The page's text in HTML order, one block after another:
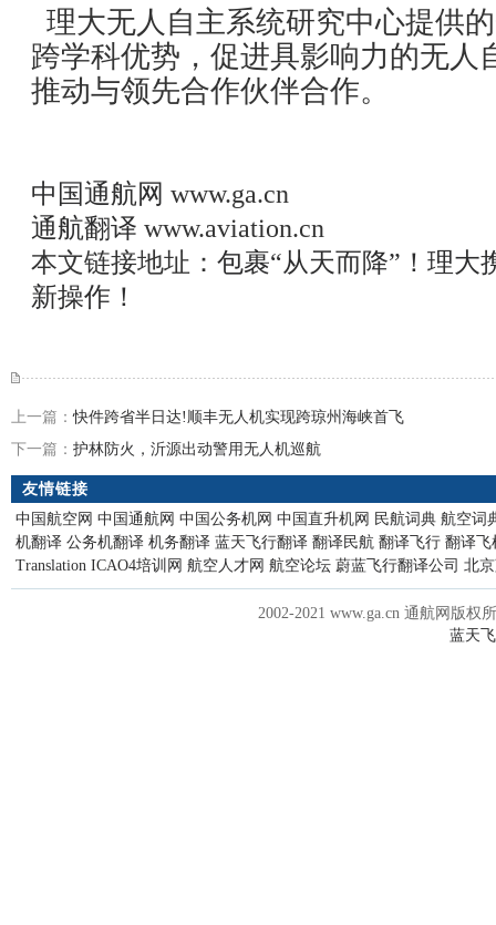
理大无人自主系统研究中心提供
跨学科优势，促进具影响力的无人
推动与领先合作伙伴合作。
中国通航网 www.ga.cn
通航翻译 www.aviation.cn
本文链接地址： 包裹“从天而降”！理大
新操作！
上一篇：快件跨省半日达!顺丰无人机实现跨琼州海峡首飞
下一篇： 护林防火，沂源出动警用无人机巡航
友情链接
中国航空网 中国通航网 中国公务机网 中国直升机网 民航词典 航空词
机翻译 公务机翻译 机务翻译 蓝天飞行翻译 翻译民航 翻译飞行 翻译飞
Translation ICAO4培训网 航空人才网 航空论坛 蔚蓝飞行翻译公司 北
2002-2021 www.ga.cn 通航网版权
蓝天